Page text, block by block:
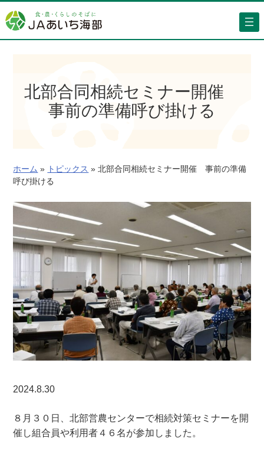
容
を
北部合同相続セミナー開催
事前の準備呼び掛ける
ホーム » トピックス » 北部合同相続セミナー開催 事前の準備
呼び掛ける
2024.8.30
８月３０日、北部営農センターで相続対策セミナーを開
催し組合員や利用者４６名が参加しました。